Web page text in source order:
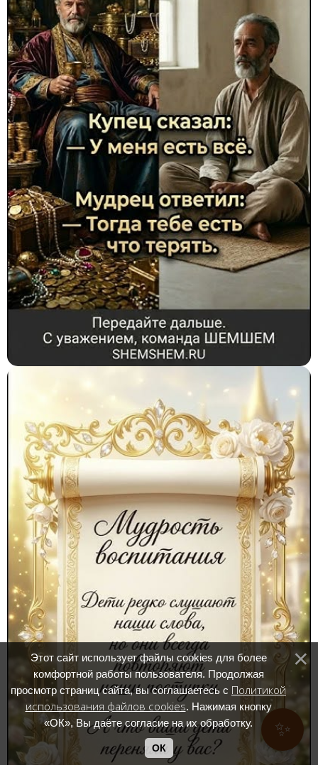
✨
Этот сайт использует файлы cookies для более
комфортной работы пользователя. Продолжая
просмотр страниц сайта, вы соглашаетесь с Политикой
использования файлов cookies. Нажимая кнопку
«ОК», Вы даёте согласие на их обработку.
ОК